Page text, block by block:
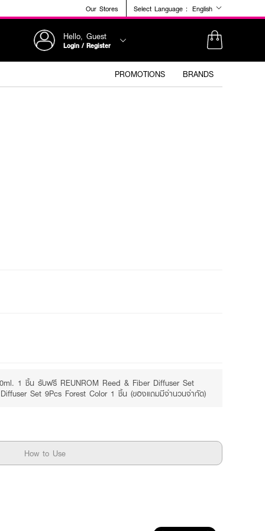
Our Stores Select Language : English
Hello, Guest
Login / Register
PROMOTIONS BRANDS
1 ชิ้น รับฟรี REUNROM Reed & Fiber Diffuser Set
Set 9Pcs Forest Color 1 ชิ้น (ของแถมมีจำนวนจำกัด)
How to Use